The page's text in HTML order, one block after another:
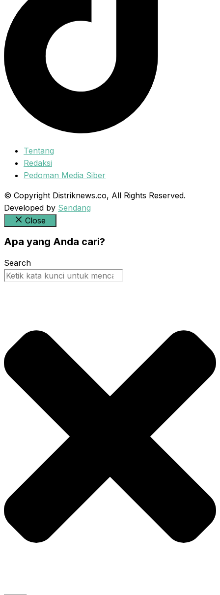
Tentang
Redaksi
Pedoman Media Siber
© Copyright Distriknews.co, All Rights Reserved.
Developed by Sendang
Close
Apa yang Anda cari?
Search